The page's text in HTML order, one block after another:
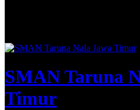
SMAN Taruna
Timur